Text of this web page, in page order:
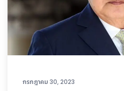
กรกฎาคม 30, 2023